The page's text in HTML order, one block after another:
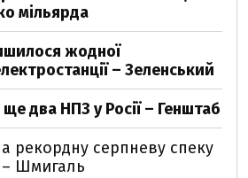
мільярда
жодної
– Зеленський
два НПЗ у Росії – Генштаб
рекордну серпневу спеку
– Шмигаль